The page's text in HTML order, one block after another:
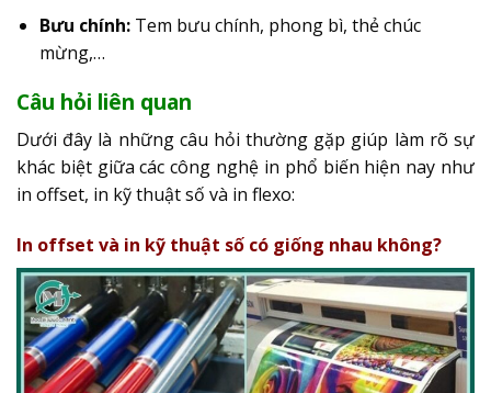
Bưu chính:Tem bưu chính, phong bì, thẻ chúc
mừng,…
Câu hỏi liên quan
Dưới đây là những câu hỏi thường gặp giúp làm rõ sự
khác biệt giữa các công nghệ in phổ biến hiện nay như
in offset, in kỹ thuật số và in flexo:
In offset và in kỹ thuật số có giống nhau không?